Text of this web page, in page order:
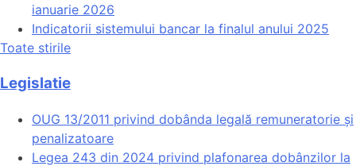
ianuarie 2026
Indicatorii sistemului bancar la finalul anului 2025
Toate stirile
Legislatie
OUG 13/2011 privind dobânda legală remuneratorie și
penalizatoare
Legea 243 din 2024 privind plafonarea dobânzilor la